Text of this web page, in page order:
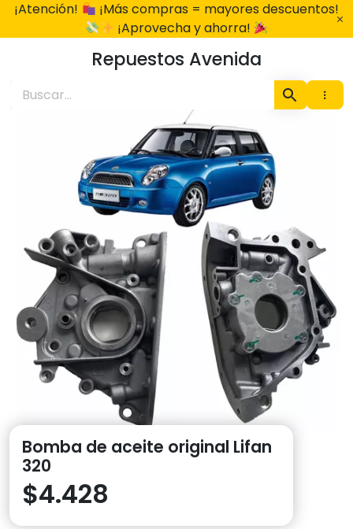
¡Atención!
¡Más compras = mayores descuentos!
¡Aprovecha y ahorra!
Repuestos Avenida
Bomba de aceite original Lifan
320
$4.428